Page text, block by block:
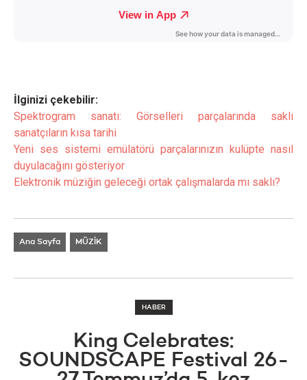
İlginizi çekebilir:
Spektrogram sanatı: Görselleri parçalarında saklı
sanatçıların kısa tarihi
Yeni ses sistemi emülatörü parçalarınızın kulüpte nasıl
duyulacağını gösteriyor
Elektronik müziğin geleceği ortak çalışmalarda mı saklı?
Ana Sayfa MÜZİK
HABER
King Celebrates:
SOUNDSCAPE Festival 26-